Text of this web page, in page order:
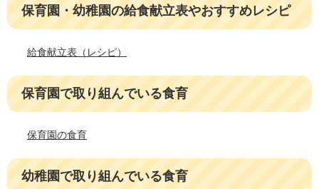
保育園・幼稚園の給食献立表やおすすめレシピ
給食献立表（レシピ）
保育園で取り組んでいる食育
保育園の食育
幼稚園で取り組んでいる食育